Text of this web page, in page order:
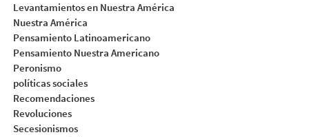
Levantamientos en Nuestra América
Nuestra América
Pensamiento Latinoamericano
Pensamiento Nuestra Americano
Peronismo
políticas sociales
Recomendaciones
Revoluciones
Secesionismos